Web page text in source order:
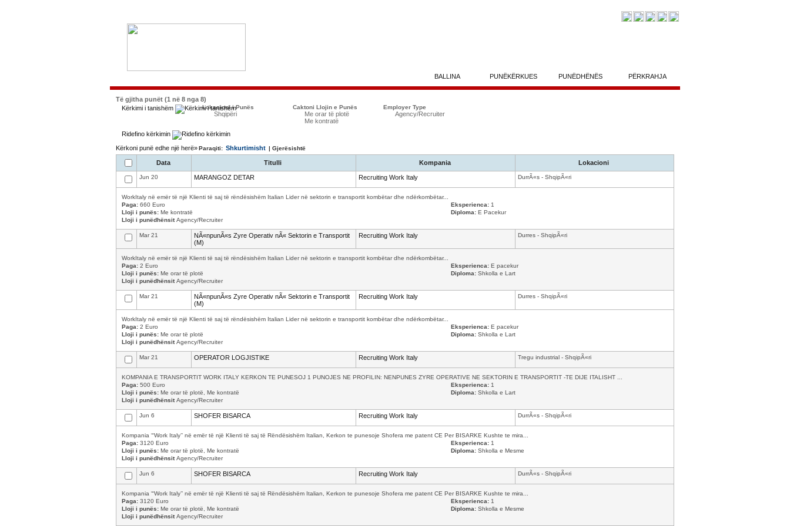
BALLINA PUNËKËRKUES PUNËDHËNËS PËRKRAHJA
Të gjitha punët (1 në 8 nga 8)
Kërkimi i tanishëm
Lokacioni i Punës
Shqipëri
Caktoni Llojin e Punës
Me orar të plotë
Me kontratë
Employer Type
Agency/Recruiter
Ridefino kërkimin
Kërkoni punë edhe një herë»Paraqiti: Shkurtimisht | Gjerësishtë
Data Titulli Kompania Lokacioni
Jun 20 MARANGOZ DETAR Recruiting Work Italy DurrÃ«s - ShqipÃ«ri
WorkItaly në emër të një Klienti të saj të rëndësishëm Italian Lider në sektorin e transportit kombëtar dhe ndërkombëtar...
Paga: 660 Euro Eksperienca: 1
Lloji i punës: Me kontratë Diploma: E Pacekur
Lloji i punëdhënsitAgency/Recruiter
Mar 21
NÃ«npunÃ«s Zyre Operativ nÃ« Sektorin e Transportit
(M)
Recruiting Work Italy Durres - ShqipÃ«ri
WorkItaly në emër të një Klienti të saj të rëndësishëm Italian Lider në sektorin e transportit kombëtar dhe ndërkombëtar...
Paga: 2 Euro Eksperienca: E pacekur
Lloji i punës: Me orar të plotë Diploma: Shkolla e Lart
Lloji i punëdhënsitAgency/Recruiter
Mar 21
NÃ«npunÃ«s Zyre Operativ nÃ« Sektorin e Transportit
(M)
Recruiting Work Italy Durres - ShqipÃ«ri
WorkItaly në emër të një Klienti të saj të rëndësishëm Italian Lider në sektorin e transportit kombëtar dhe ndërkombëtar...
Paga: 2 Euro Eksperienca: E pacekur
Lloji i punës: Me orar të plotë Diploma: Shkolla e Lart
Lloji i punëdhënsitAgency/Recruiter
Mar 21 OPERATOR LOGJISTIKE Recruiting Work Italy Tregu industrial - ShqipÃ«ri
KOMPANIA E TRANSPORTIT WORK ITALY KERKON TE PUNESOJ 1 PUNOJES NE PROFILIN: NENPUNES ZYRE OPERATIVE NE SEKTORIN E TRANSPORTIT -TE DIJE ITALISHT ...
Paga: 500 Euro Eksperienca: 1
Lloji i punës: Me orar të plotë, Me kontratë Diploma: Shkolla e Lart
Lloji i punëdhënsitAgency/Recruiter
Jun 6 SHOFER BISARCA Recruiting Work Italy DurrÃ«s - ShqipÃ«ri
Kompania “‘Work Italy’’ në emër të një Klienti të saj të Rëndësishëm Italian, Kerkon te punesoje Shofera me patent CE Per BISARKE Kushte te mira...
Paga: 3120 Euro Eksperienca: 1
Lloji i punës: Me orar të plotë, Me kontratë Diploma: Shkolla e Mesme
Lloji i punëdhënsitAgency/Recruiter
Jun 6 SHOFER BISARCA Recruiting Work Italy DurrÃ«s - ShqipÃ«ri
Kompania “‘Work Italy’’ në emër të një Klienti të saj të Rëndësishëm Italian, Kerkon te punesoje Shofera me patent CE Per BISARKE Kushte te mira...
Paga: 3120 Euro Eksperienca: 1
Lloji i punës: Me orar të plotë, Me kontratë Diploma: Shkolla e Mesme
Lloji i punëdhënsitAgency/Recruiter